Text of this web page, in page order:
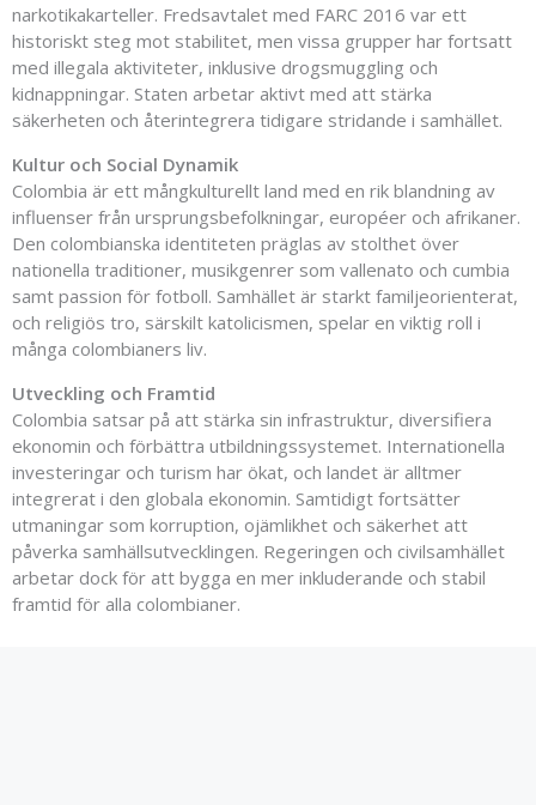
narkotikakarteller. Fredsavtalet med FARC 2016 var ett
historiskt steg mot stabilitet, men vissa grupper har fortsatt
med illegala aktiviteter, inklusive drogsmuggling och
kidnappningar. Staten arbetar aktivt med att stärka
säkerheten och återintegrera tidigare stridande i samhället.
Kultur och Social Dynamik
Colombia är ett mångkulturellt land med en rik blandning av
influenser från ursprungsbefolkningar, européer och afrikaner.
Den colombianska identiteten präglas av stolthet över
nationella traditioner, musikgenrer som vallenato och cumbia
samt passion för fotboll. Samhället är starkt familjeorienterat,
och religiös tro, särskilt katolicismen, spelar en viktig roll i
många colombianers liv.
Utveckling och Framtid
Colombia satsar på att stärka sin infrastruktur, diversifiera
ekonomin och förbättra utbildningssystemet. Internationella
investeringar och turism har ökat, och landet är alltmer
integrerat i den globala ekonomin. Samtidigt fortsätter
utmaningar som korruption, ojämlikhet och säkerhet att
påverka samhällsutvecklingen. Regeringen och civilsamhället
arbetar dock för att bygga en mer inkluderande och stabil
framtid för alla colombianer.